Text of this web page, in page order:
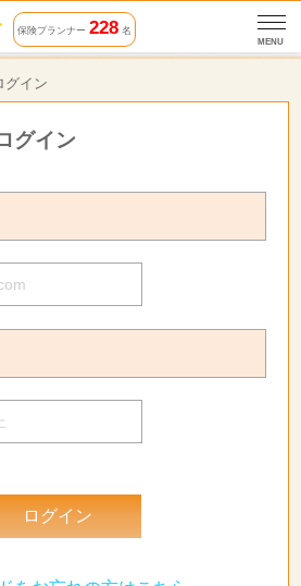
保険プランナー228 名
MENU
グイン
グイン